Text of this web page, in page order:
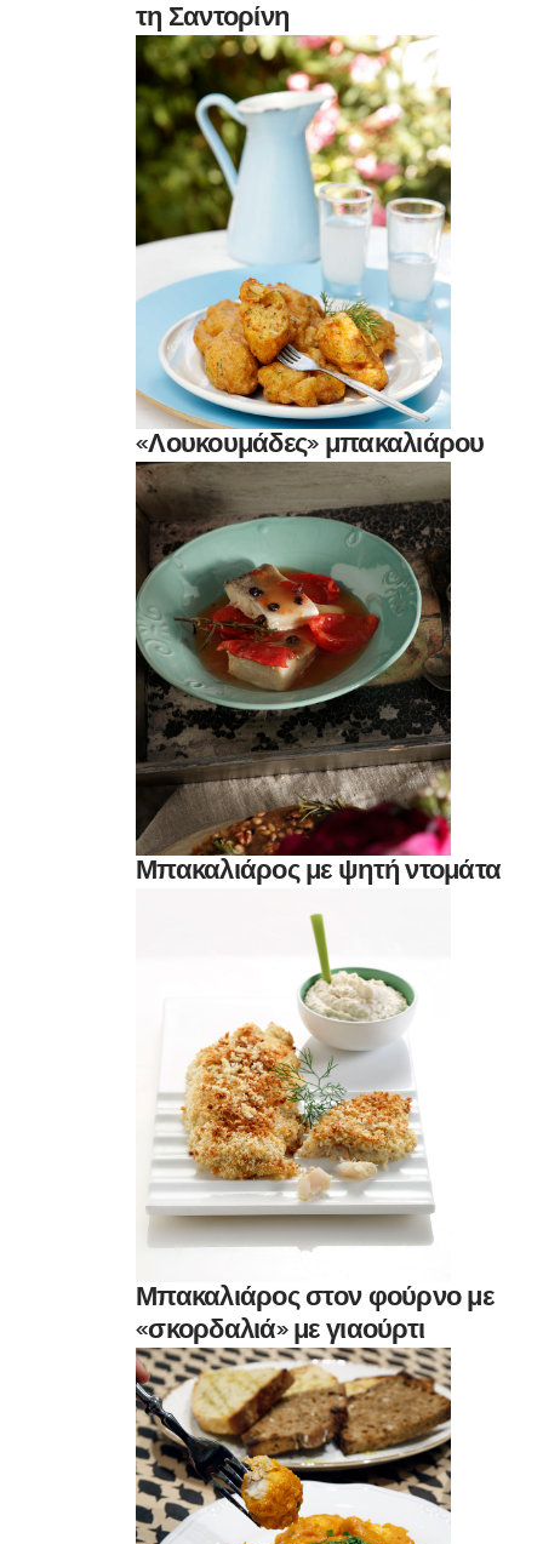
τη Σαντορίνη
«Λουκουμάδες» μπακαλιάρου
Μπακαλιάρος με ψητή ντομάτα
Μπακαλιάρος στον φούρνο με
«σκορδαλιά» με γιαούρτι